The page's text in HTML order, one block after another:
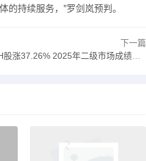
持续服务，”罗剑岚预判。
下一篇
2025年二级市场成绩单亮眼|界面新闻